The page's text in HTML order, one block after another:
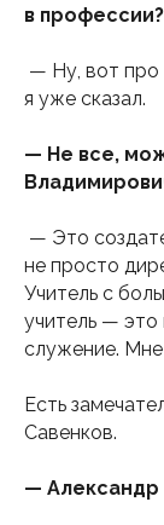
в профессии?
— Ну, вот про
я уже сказал.
— Не все,
— Это
не просто
Учитель с
учитель —
служение. Мне
Есть
Савенков.
— Александр